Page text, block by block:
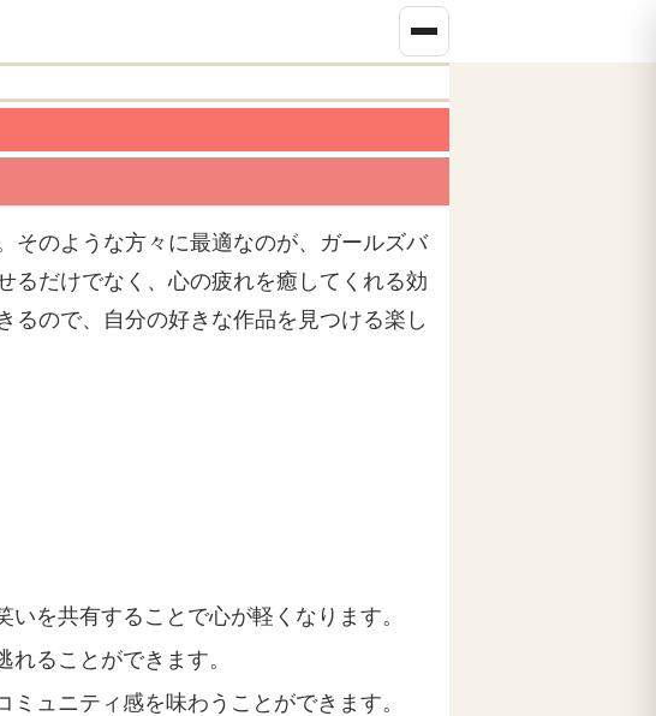
そのような方々に最適なのが、ガールズバ
るだけでなく、心の疲れを癒してくれる効
るので、自分の好きな作品を見つける楽し
を共有することで心が軽くなります。
ることができます。
ュニティ感を味わうことができます。